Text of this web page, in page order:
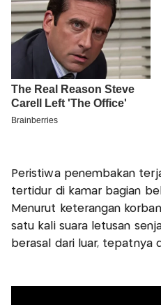
Peristiwa penembakan
tertidur di kamar bagian
Menurut keterangan
satu kali suara letusan
berasal dari luar, tepatnya